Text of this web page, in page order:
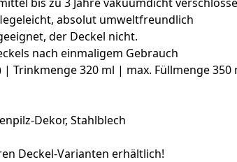
absolut umweltfreundlich
der Deckel nicht.
nach einmaligem Gebrauch
| Trinkmenge 320 ml | max. Füllmenge 350
Dekor, Stahlblech
Deckel-Varianten erhältlich!